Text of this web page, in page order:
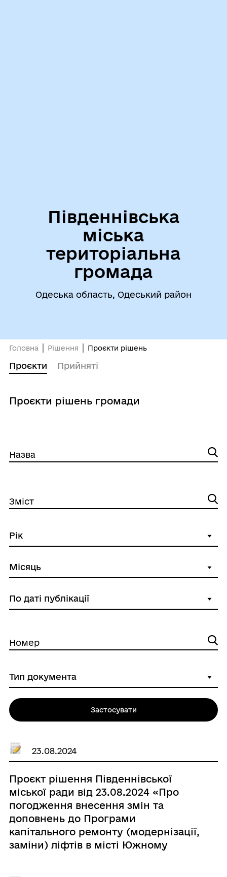
Південнівська
міська
територіальна
громада
Одеська область, Одеський район
Головна Рішення Проєкти рішень
Проєкти Прийняті
Проєкти рішень громади
23.08.2024
Проєкт рішення Південнівської
міської ради від 23.08.2024 «Про
погодження внесення змін та
доповнень до Програми
капітального ремонту (модернізації,
заміни) ліфтів в місті Южному
Назва
Зміст
Номер
Застосувати